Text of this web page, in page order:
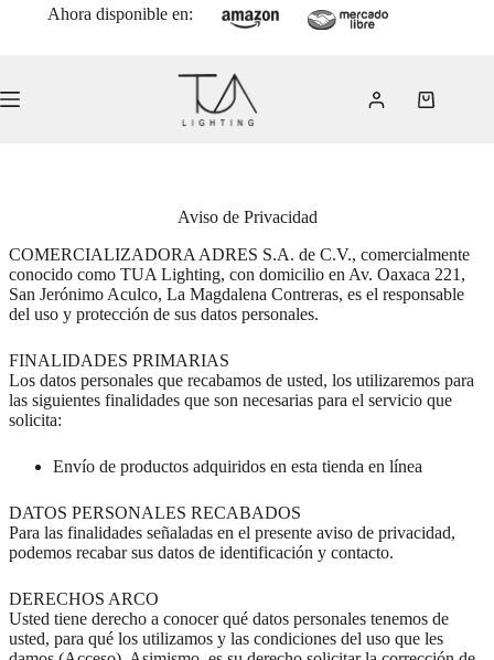
Ahora disponible en:
Carro
Aviso de Privacidad
COMERCIALIZADORA ADRES S.A. de C.V., comercialmente
conocido como TUA Lighting, con domicilio en Av. Oaxaca 221,
San Jerónimo Aculco, La Magdalena Contreras, es el responsable
del uso y protección de sus datos personales.
FINALIDADES PRIMARIAS
Los datos personales que recabamos de usted, los utilizaremos para
las siguientes finalidades que son necesarias para el servicio que
solicita:
Envío de productos adquiridos en esta tienda en línea
DATOS PERSONALES RECABADOS
Para las finalidades señaladas en el presente aviso de privacidad,
podemos recabar sus datos de identificación y contacto.
DERECHOS ARCO
Usted tiene derecho a conocer qué datos personales tenemos de
usted, para qué los utilizamos y las condiciones del uso que les